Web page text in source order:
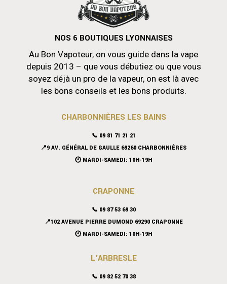
NOS 6 BOUTIQUES LYONNAISES
Au Bon Vapoteur, on vous guide dans la vape
depuis 2013 – que vous débutiez ou que vous
soyez déjà un pro de la vapeur, on est là avec
les bons conseils et les bons produits.
CHARBONNIÈRES LES BAINS
📞 09 81 71 21 21
📍9 AV. GÉNÉRAL DE GAULLE 69260 CHARBONNIÈRES
🕙 MARDI-SAMEDI: 10H-19H
CRAPONNE
📞 09 87 53 69 30
📍102 AVENUE PIERRE DUMOND 69290 CRAPONNE
🕙 MARDI-SAMEDI: 10H-19H
L’ARBRESLE
📞 09 82 52 70 38